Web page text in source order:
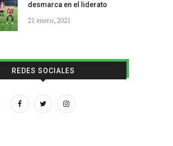
desmarca en el liderato
21 enero, 2021
REDES SOCIALES